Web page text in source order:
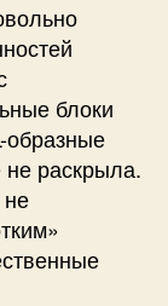
блоки
раскрыла.